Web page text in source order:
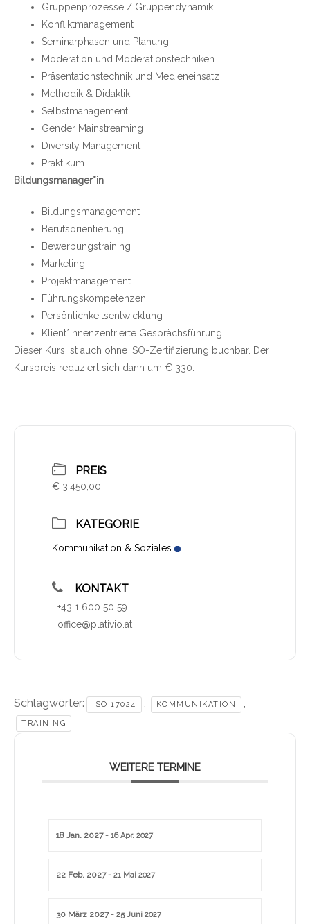
Gruppenprozesse / Gruppendynamik
Konfliktmanagement
Seminarphasen und Planung
Moderation und Moderationstechniken
Präsentationstechnik und Medieneinsatz
Methodik & Didaktik
Selbstmanagement
Gender Mainstreaming
Diversity Management
Praktikum
Bildungsmanager*in
Bildungsmanagement
Berufsorientierung
Bewerbungstraining
Marketing
Projektmanagement
Führungskompetenzen
Persönlichkeitsentwicklung
Klient*innenzentrierte Gesprächsführung
Dieser Kurs ist auch ohne ISO-Zertifizierung buchbar. Der
Kurspreis reduziert sich dann um € 330.-
PREIS
€ 3.450,00
KATEGORIE
Kommunikation & Soziales
KONTAKT
+43 1 600 50 59
office@plativio.at
Schlagwörter: ISO 17024 , KOMMUNIKATION ,
TRAINING
WEITERE TERMINE
18 Jan. 2027- 16 Apr. 2027
22 Feb. 2027- 21 Mai 2027
30 März 2027- 25 Juni 2027